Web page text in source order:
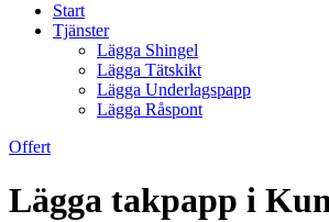
Start
Tjänster
Lägga Shingel
Lägga Tätskikt
Lägga Underlagspapp
Lägga Råspont
Offert
Lägga takpapp i